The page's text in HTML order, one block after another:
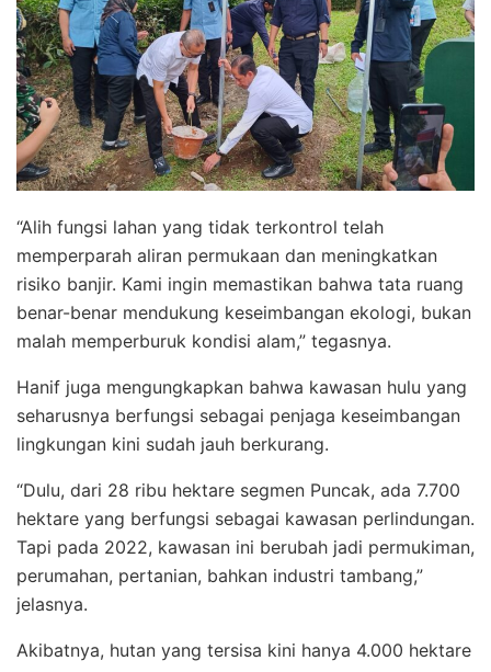
“Alih fungsi lahan yang tidak terkontrol telah
memperparah aliran permukaan dan meningkatkan
risiko banjir. Kami ingin memastikan bahwa tata ruang
benar-benar mendukung keseimbangan ekologi, bukan
malah memperburuk kondisi alam,” tegasnya.
Hanif juga mengungkapkan bahwa kawasan hulu yang
seharusnya berfungsi sebagai penjaga keseimbangan
lingkungan kini sudah jauh berkurang.
“Dulu, dari 28 ribu hektare segmen Puncak, ada 7.700
hektare yang berfungsi sebagai kawasan perlindungan.
Tapi pada 2022, kawasan ini berubah jadi permukiman,
perumahan, pertanian, bahkan industri tambang,”
jelasnya.
Akibatnya, hutan yang tersisa kini hanya 4.000 hektare